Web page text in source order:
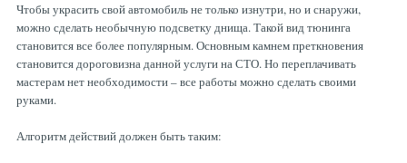
Чтобы украсить свой автомобиль не только изнутри, но и снаружи,
можно сделать необычную подсветку днища. Такой вид тюнинга
становится все более популярным. Основным камнем преткновения
становится дороговизна данной услуги на СТО. Но переплачивать
мастерам нет необходимости – все работы можно сделать своими
руками.
Алгоритм действий должен быть таким: